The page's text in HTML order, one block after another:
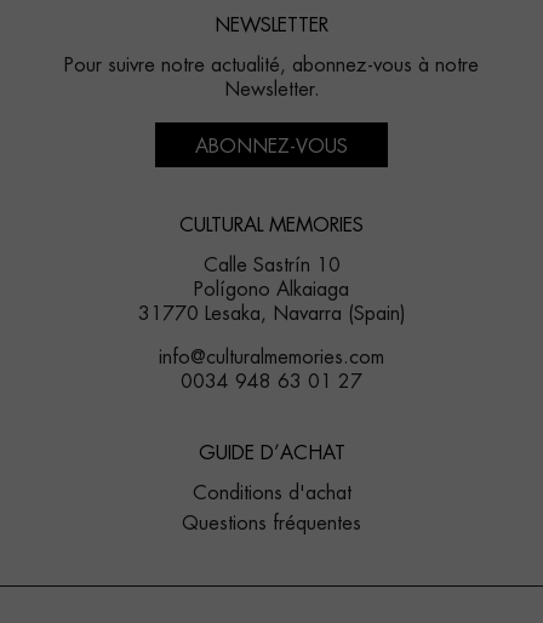
NEWSLETTER
Pour suivre notre actualité, abonnez-vous à notre
Newsletter.
ABONNEZ-VOUS
CULTURAL MEMORIES
Calle Sastrín 10
Polígono Alkaiaga
31770 Lesaka, Navarra (Spain)
info@culturalmemories.com
0034 948 63 01 27
GUIDE D’ACHAT
Conditions d'achat
Questions fréquentes